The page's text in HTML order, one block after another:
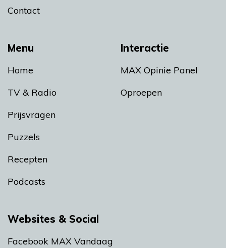
Menu
Home
TV & Radio
Prijsvragen
Puzzels
Recepten
Podcasts
Interactie
MAX Opinie Panel
Oproepen
Contact
Websites & Social
Facebook MAX Vandaag